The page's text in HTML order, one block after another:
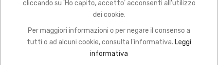
2022 All Rights Reserved
Pagamenti sicuro con
cliccando su 'Ho capito, accetto' acconsenti all'utilizzo
dei cookie.
Per maggiori informazioni o per negare il consenso a
tutti o ad alcuni cookie, consulta l'informativa. Leggi
informativa